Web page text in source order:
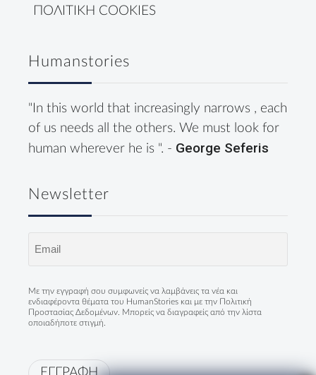
ΠΟΛΙΤΙΚΗ COOKIES
Humanstories
"In this world that increasingly narrows , each
of us needs all the others. We must look for
human wherever he is ". - George Seferis
Newsletter
Με την εγγραφή σου συμφωνείς να λαμβάνεις τα νέα και
ενδιαφέροντα θέματα του HumanStories και με την Πολιτική
Προστασίας Δεδομένων . Μπορείς να διαγραφείς από την λίστα
οποιαδήποτε στιγμή.